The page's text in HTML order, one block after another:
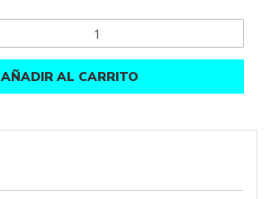
AÑADIR AL CARRITO